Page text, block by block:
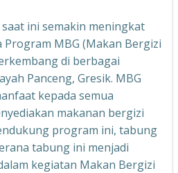
ini semakin meningkat
Program MBG (Makan Bergizi
di berbagai
Panceng, Gresik. MBG
kepada semua
makanan bergizi
program ini, tabung
tabung ini menjadi
kegiatan Makan Bergizi